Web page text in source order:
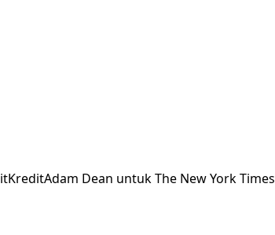
Dean untuk The New York Times